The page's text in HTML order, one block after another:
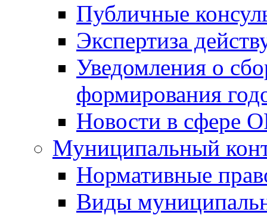
Публичные
Экспертиза
Уведомления о
формирования
Новости в сфере
Муниципальный
Нормативные
Виды